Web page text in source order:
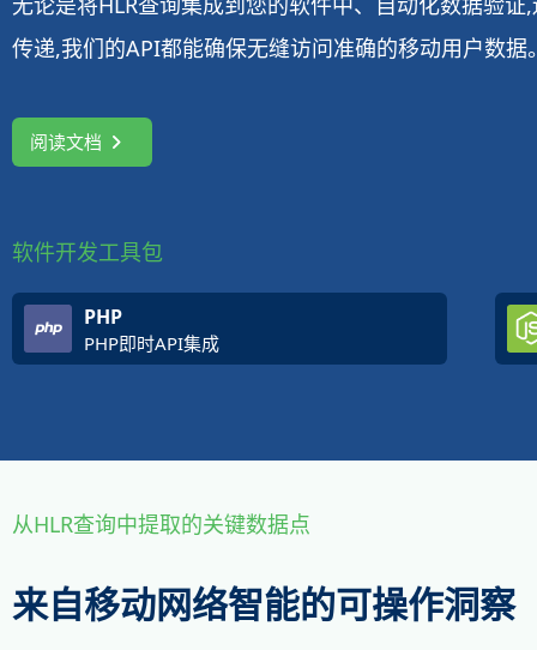
传递,我们的API都能确保无缝访问准确的移动用户数据
阅读文档
软件开发工具包
PHP
PHP即时API集成
从HLR查询中提取的关键数据点
来自移动网络智能的可操作洞察